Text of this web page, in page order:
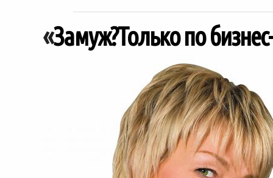
«Замуж?Только по